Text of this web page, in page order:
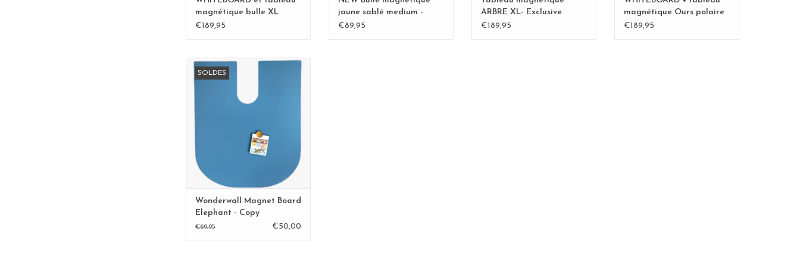
magnétique bulle XL
€189,95
jaune sablé medium -
Copy - Copy - Copy
€89,95
ARBRE XL- Exclusive
Kamakura BLvert - Copy -
€189,95
magnétique Ours polaire
XL-Special collection -
€189,95
SOLDES
Wonderwall Magnet Board
Elephant - Copy
AJOUTER AU PANIER
Wonderwall Magnet Board
Elephant - Copy
€69,95 €50,00